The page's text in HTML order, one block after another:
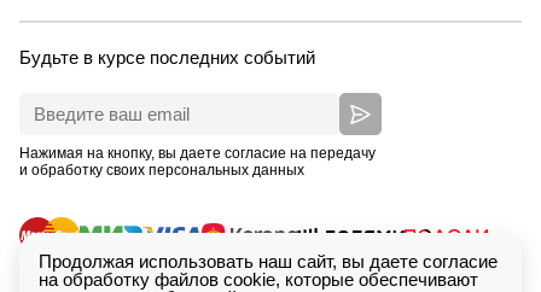
Будьте в курсе последних событий
Нажимая на кнопку, вы даете согласие на передачу
и обработку своих персональных данных
Продолжая использовать наш сайт, вы даете согласие
на обработку файлов cookie, которые обеспечивают